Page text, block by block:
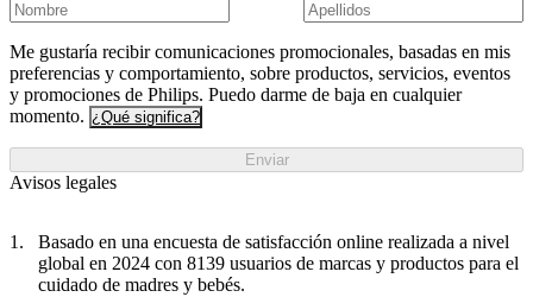
Me gustaría recibir comunicaciones promocionales, basadas en mis
preferencias y comportamiento, sobre productos, servicios, eventos
y promociones de Philips. Puedo darme de baja en cualquier
momento. ¿Qué significa?
Enviar
Avisos legales
Basado en una encuesta de satisfacción online realizada a nivel
global en 2024 con 8139 usuarios de marcas y productos para el
cuidado de madres y bebés.